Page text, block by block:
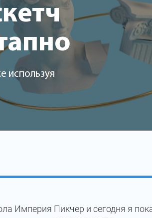
используя
Империя Пикчер и сегодня я